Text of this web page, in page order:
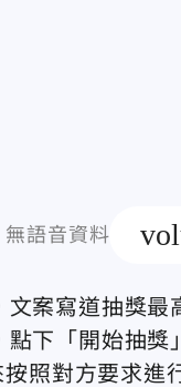
無語音資料
案寫道抽獎最
下「開始抽獎
照對方要求進